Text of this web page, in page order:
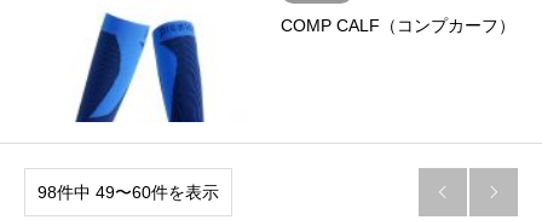
COMP CALF（コンプカーフ）
98件中 49〜60件を表示  